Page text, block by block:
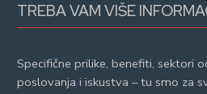
TREBA VAM VIŠE
Specifične prilike, benefiti, sektori
poslovanja i iskustva – tu smo za